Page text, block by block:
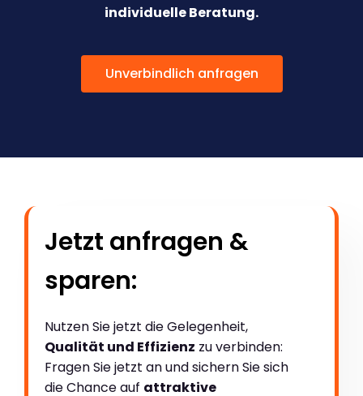
individuelle Beratung.
Unverbindlich anfragen
Jetzt anfragen &
sparen:
Nutzen Sie jetzt die Gelegenheit,
Qualität und Effizienz zu verbinden:
Fragen Sie jetzt an und sichern Sie sich
die Chance auf attraktive